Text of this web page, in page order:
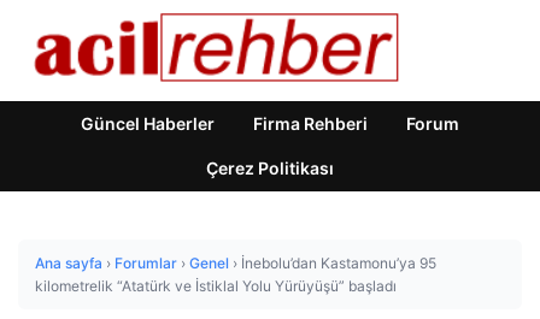
Güncel Haberler Firma Rehberi Forum
Çerez Politikası
Ana sayfa › Forumlar › Genel › İnebolu’dan Kastamonu’ya 95
kilometrelik “Atatürk ve İstiklal Yolu Yürüyüşü” başladı